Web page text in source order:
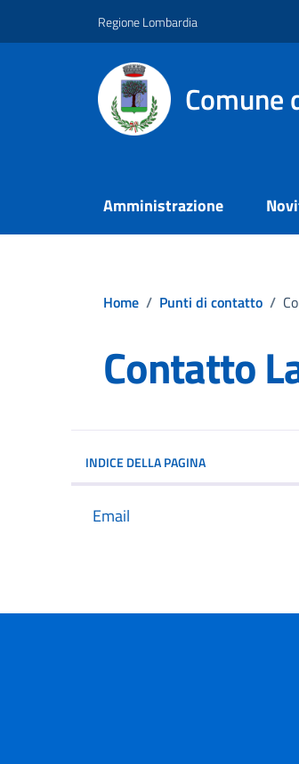
Regione Lombardia
Comune
Amministrazione
Home / Punti di contatto /
Contatto
INDICE DELLA PAGINA
Email